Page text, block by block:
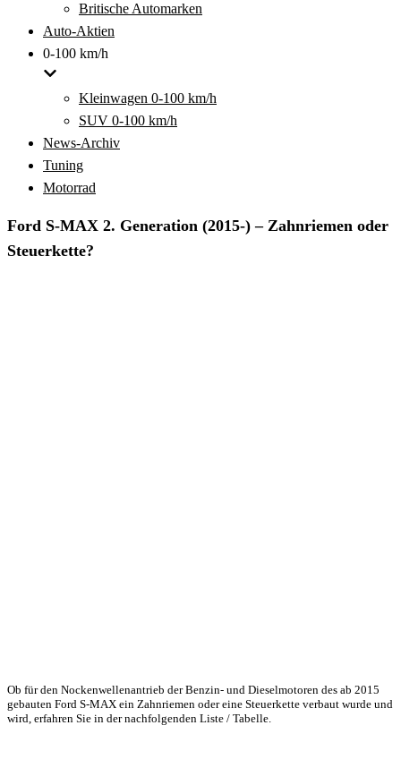
Britische Automarken
Auto-Aktien
0-100 km/h
Kleinwagen 0-100 km/h
SUV 0-100 km/h
News-Archiv
Tuning
Motorrad
Ford S-MAX 2. Generation (2015-) – Zahnriemen oder
Steuerkette?
Ob für den Nockenwellenantrieb der Benzin- und Dieselmotoren des ab 2015
gebauten Ford S-MAX ein Zahnriemen oder eine Steuerkette verbaut wurde und
wird, erfahren Sie in der nachfolgenden Liste / Tabelle.